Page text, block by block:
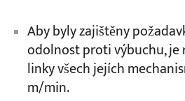
Aby byly zajištěny
odolnost proti výbuchu, je
linky všech jejích
m/min.